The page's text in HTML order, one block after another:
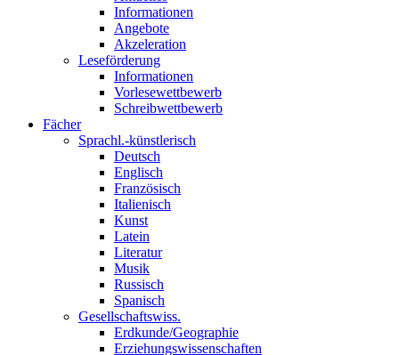
Informationen
Angebote
Akzeleration
Leseförderung
Informationen
Vorlesewettbewerb
Schreibwettbewerb
Fächer
Sprachl.-künstlerisch
Deutsch
Englisch
Französisch
Italienisch
Kunst
Latein
Literatur
Musik
Russisch
Spanisch
Gesellschaftswiss.
Erdkunde/Geographie
Erziehungswissenschaften